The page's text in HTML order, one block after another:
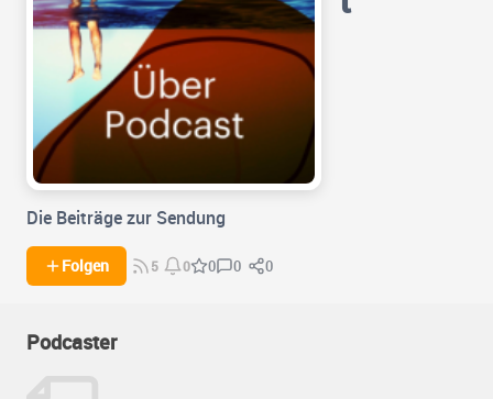
Die Beiträge zur Sendung
Folgen 5 0 0 0 0
Podcaster